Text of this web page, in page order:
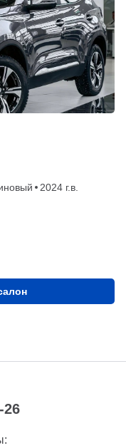
2024 г.в.
26